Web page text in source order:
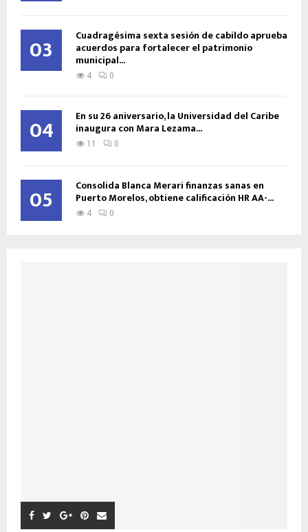
03 Cuadragésima sexta sesión de cabildo aprueba
acuerdos para fortalecer el patrimonio
municipal...
4 0
04 En su 26 aniversario, la Universidad del Caribe
inaugura con Mara Lezama...
11 0
05 Consolida Blanca Merari finanzas sanas en
Puerto Morelos, obtiene calificación HR AA-...
4 0